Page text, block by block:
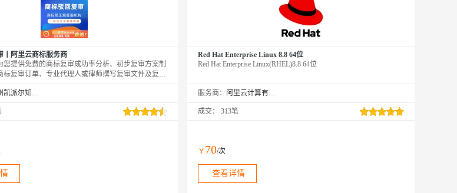
丨阿里云商标服务商
您提供免费的商标复审成功率分析、初步复审方案制
标复审订单、专业代理人或律师撰写复审文件及复审
郑州凯派尔知识产权代理有限公司
Red Hat Enterprise Linux 8.8 64位
Red Hat Enterprise Linux(RHEL)8.8 64位
服务商： 阿里云计算有限公司
成交： 313笔
￥ 70/次
查看详情